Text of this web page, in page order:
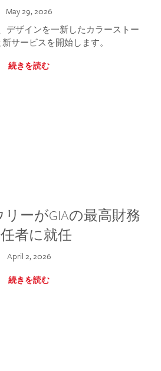
May 29, 2026
デザインを一新したカラーストー
サービスを開始します。
続きを読む
ーがGIAの最高財務
者に就任
April 2, 2026
続きを読む